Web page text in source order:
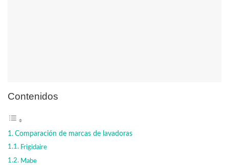
Contenidos
Comparación de marcas de lavadoras
Frigidaire
Mabe